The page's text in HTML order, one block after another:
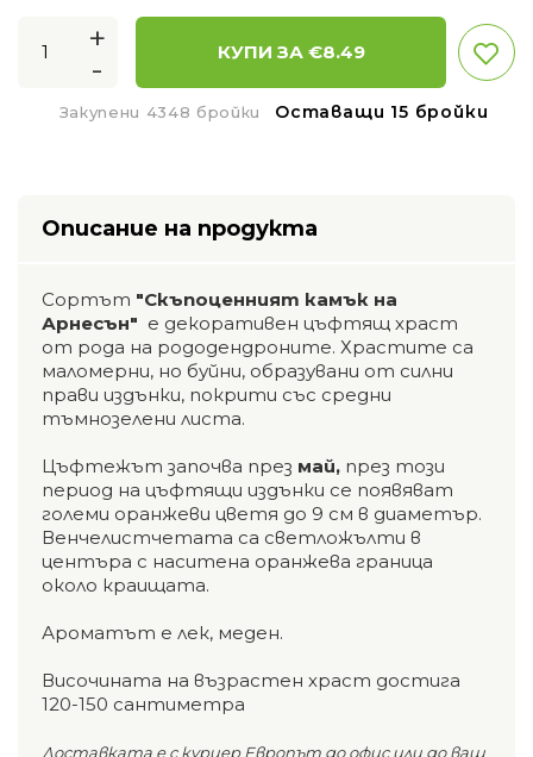
+
-
КУПИ ЗА €8.49
Закупени 4348 бройки Оставащи 15 бройки
Описание на продукта
Сортът "Скъпоценният камък на
Арнесън" е декоративен цъфтящ храст
от рода на рододендроните. Храстите са
маломерни, но буйни, образувани от силни
прави издънки, покрити със средни
тъмнозелени листа.
Цъфтежът започва през май, през този
период на цъфтящи издънки се появяват
големи оранжеви цветя до 9 см в диаметър.
Венчелистчетата са светложълти в
центъра с наситена оранжева граница
около краищата.
Ароматът е лек, меден.
Височината на възрастен храст достига
120-150 сантиметра
Доставката е с куриер Европът до офис или до ваш